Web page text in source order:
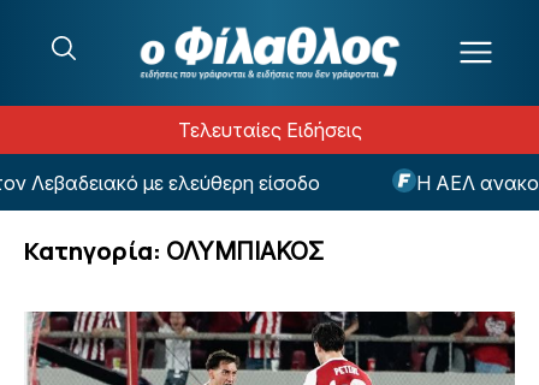
Τελευταίες Ειδήσεις
με ελεύθερη είσοδο Η ΑΕΛ ανακοίνωσε τον
Κατηγορία: ΟΛΥΜΠΙΑΚΟΣ